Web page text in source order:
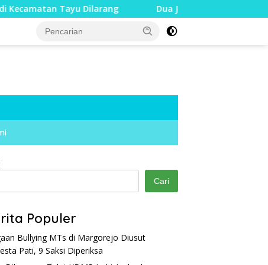
Tayu Dilarang Dua Jari Putus akibat Dugaan
Cari
Populer
Bullying MTs di Margorejo Diusut
Pati, 9 Saksi Diperiksa